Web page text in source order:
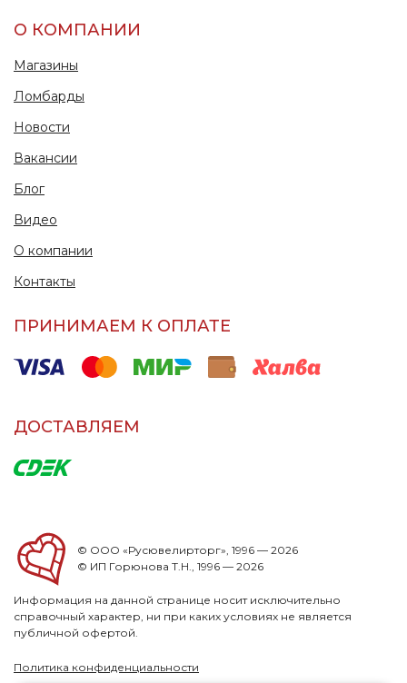
О КОМПАНИИ
Магазины
Ломбарды
Новости
Вакансии
Блог
Видео
О компании
Контакты
ПРИНИМАЕМ К ОПЛАТЕ
ДОСТАВЛЯЕМ
© ООО «Русювелирторг», 1996 — 2026
© ИП Горюнова Т.Н., 1996 — 2026
Информация на данной странице носит исключительно
справочный характер, ни при каких условиях не является
публичной офертой.
Политика конфиденциальности